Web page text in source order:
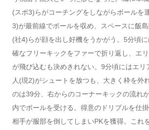
(スポ3)らがコーチングをしながらボールを
3)が最前線でボールを収め、スペースに飯
(社4)らが顔を出し好機をうかがう。5分頃
確なフリーキックをファーで折り返し、エ
が飛び込むも決めきれない。9分頃にはエリ
人(現2)がシュートを放つも、大きく枠を外
のは39分、右からのコーナーキックの流れ
内でボールを受ける。得意のドリブルを仕
相手が服部を倒してしまいPKを獲得。これ